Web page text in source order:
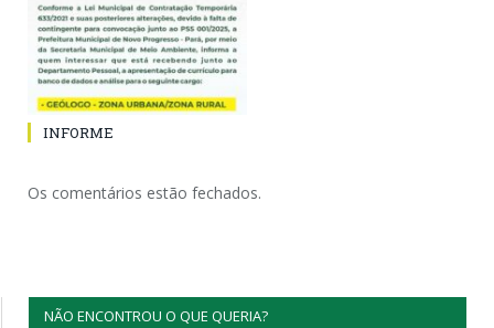
INFORME
Os comentários estão fechados.
NÃO ENCONTROU O QUE QUERIA?